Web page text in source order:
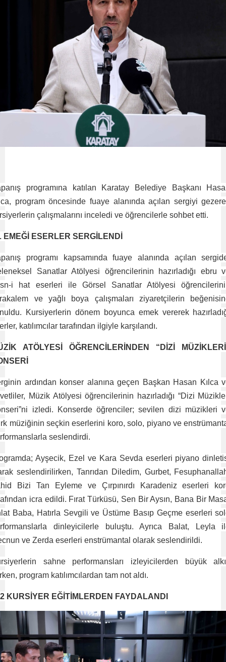
programına katılan Karatay Belediye Başkanı
program öncesinde fuaye alanında açılan sergiyi
çalışmalarını inceledi ve öğrencilerle sohbet etti.
EMEĞİ ESERLER SERGİLENDİ
programı kapsamında fuaye alanında açılan
Sanatlar Atölyesi öğrencilerinin hazırladığı ebru
i hat eserleri ile Görsel Sanatlar Atölyesi
ve yağlı boya çalışmaları ziyaretçilerin
Kursiyerlerin dönem boyunca emek vererek
katılımcılar tarafından ilgiyle karşılandı.
ATÖLYESİ ÖĞRENCİLERİNDEN “DİZİ
ardından konser alanına geçen Başkan Hasan Kılca
Müzik Atölyesi öğrencilerinin hazırladığı “Dizi
izledi. Konserde öğrenciler; sevilen dizi müzikleri
müziğinin seçkin eserlerini koro, solo, piyano ve
seslendirdi.
Ayşecik, Ezel ve Kara Sevda eserleri piyano
seslendirilirken, Tanrıdan Diledim, Gurbet,
Bizi Tan Eyleme ve Çırpınırdı Karadeniz eserleri
icra edildi. Fırat Türküsü, Sen Bir Aysın, Bana Bir
Baba, Hatırla Sevgili ve Üstüme Basıp Geçme eserleri
dinleyicilerle buluştu. Ayrıca Balat, Leyla
ve Zerda eserleri enstrümantal olarak seslendirildi.
sahne performansları izleyicilerden büyük
program katılımcılardan tam not aldı.
KURSİYER EĞİTİMLERDEN FAYDALANDI